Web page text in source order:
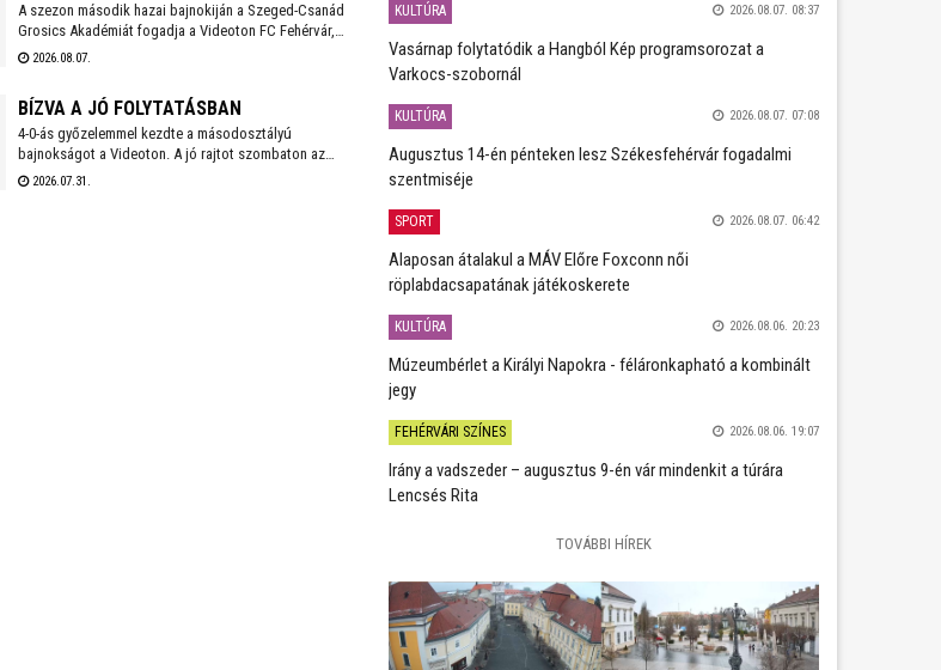
A szezon második hazai bajnokiján a Szeged-Csanád
Grosics Akadémiát fogadja a Videoton FC Fehérvár,
amely a Kazincbarcika elleni vereséget követően
2026.08.07.
BÍZVA A JÓ FOLYTATÁSBAN
4-0-ás győzelemmel kezdte a másodosztályú
bajnokságot a Videoton. A jó rajtot szombaton az
első idegenbeli mérkőzés követi, a tavaly még NB I-es
2026.07.31.
KULTÚRA 2026.08.07. 08:37
Vasárnap folytatódik a Hangból Kép programsorozat a
Varkocs-szobornál
KULTÚRA 2026.08.07. 07:08
Augusztus 14-én pénteken lesz Székesfehérvár fogadalmi
szentmiséje
SPORT 2026.08.07. 06:42
Alaposan átalakul a MÁV Előre Foxconn női
röplabdacsapatának játékoskerete
KULTÚRA 2026.08.06. 20:23
Múzeumbérlet a Királyi Napokra - féláronkapható a kombinált
jegy
FEHÉRVÁRI SZÍNES 2026.08.06. 19:07
Irány a vadszeder – augusztus 9-én vár mindenkit a túrára
Lencsés Rita
TOVÁBBI HÍREK